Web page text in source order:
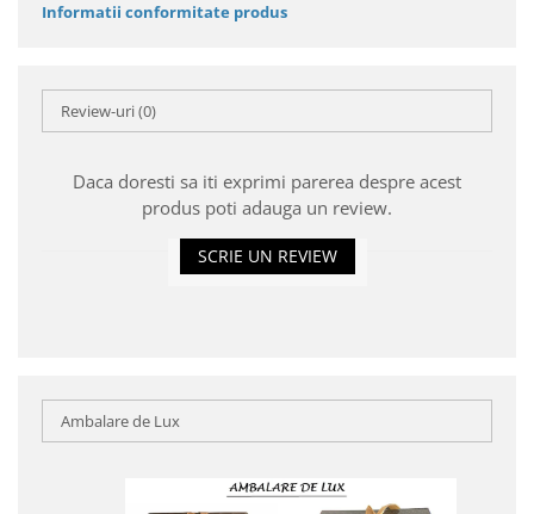
Informatii conformitate produs
Review-uri(0)
Daca doresti sa iti exprimi parerea despre acest
produs poti adauga un review.
SCRIE UN REVIEW
Ambalare de Lux